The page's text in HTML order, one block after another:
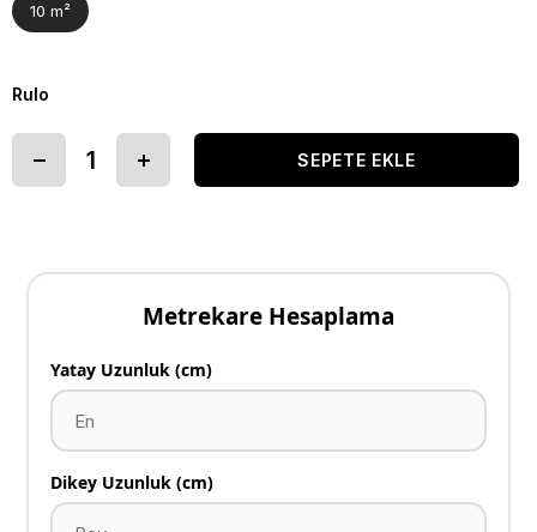
10 m²
Rulo
Metrekare Hesaplama
Yatay Uzunluk (cm)
Dikey Uzunluk (cm)